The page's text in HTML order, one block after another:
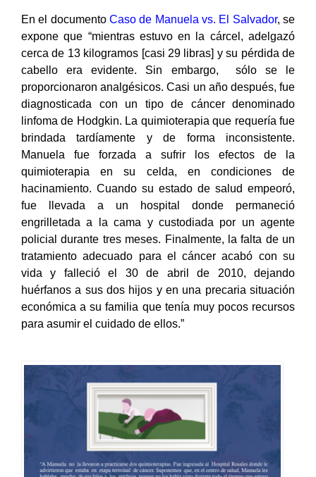
Caso de Manuela vs. El Salvador , se
expone que “mientras estuvo en la cárcel, adelgazó
cerca de 13 kilogramos [casi 29 libras] y su pérdida de
cabello era evidente. Sin embargo, sólo se le
proporcionaron analgésicos. Casi un año después, fue
diagnosticada con un tipo de cáncer denominado
linfoma de Hodgkin. La quimioterapia que requería fue
brindada tardíamente y de forma inconsistente.
quimioterapia en su celda, en condiciones de
hacinamiento. Cuando su estado de salud empeoró,
fue llevada a un hospital donde permaneció
engrilletada a la cama y custodiada por un agente
policial durante tres meses. Finalmente, la falta de un
tratamiento adecuado para el cáncer acabó con su
vida y falleció el 30 de abril de 2010, dejando
huérfanos a sus dos hijos y en una precaria situación
económica a su familia que tenía muy pocos recursos
para asumir el cuidado de ellos.”